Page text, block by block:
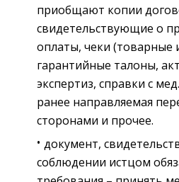
приобщают копии
свидетельствующие о
оплаты, чеки (товарные
гарантийные талоны,
экспертиз, справки с
ранее направляемая
сторонами и прочее.
документ,
соблюдении истцом